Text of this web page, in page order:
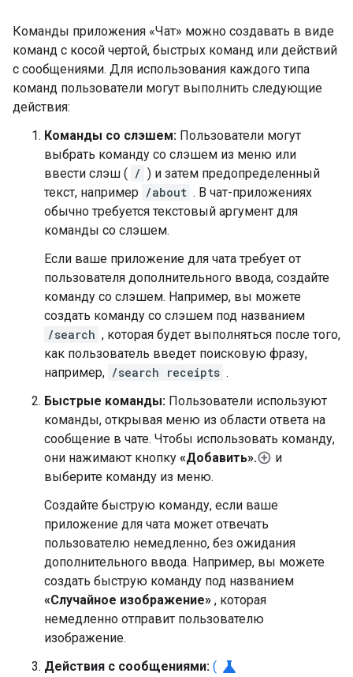
Команды приложения «Чат» можно создавать в виде
команд с косой чертой, быстрых команд или действий
с сообщениями. Для использования каждого типа
команд пользователи могут выполнить следующие
действия:
Команды со слэшем: Пользователи могут
выбрать команду со слэшем из меню или
ввести слэш ( / ) и затем предопределенный
текст, например /about . В чат-приложениях
обычно требуется текстовый аргумент для
команды со слэшем.
Если ваше приложение для чата требует от
пользователя дополнительного ввода, создайте
команду со слэшем. Например, вы можете
создать команду со слэшем под названием
/search , которая будет выполняться после того,
как пользователь введет поисковую фразу,
например, /search receipts .
Быстрые команды: Пользователи используют
команды, открывая меню из области ответа на
сообщение в чате. Чтобы использовать команду,
они нажимают кнопку «Добавить».
и
выберите команду из меню.
Создайте быструю команду, если ваше
приложение для чата может отвечать
пользователю немедленно, без ожидания
дополнительного ввода. Например, вы можете
создать быструю команду под названием
«Случайное изображение» , которая
немедленно отправит пользователю
изображение.
Действия с сообщениями: ( science